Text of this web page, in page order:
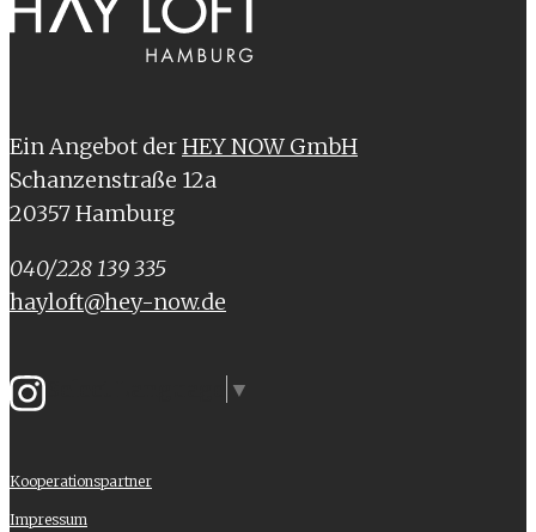
Ein Angebot derHEY NOW GmbH
Schanzenstraße 12a
20357 Hamburg
040/228 139 335
hayloft@hey-now.de
▼
Kooperationspartner
Impressum